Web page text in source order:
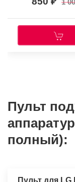
1
Пульт
полный):